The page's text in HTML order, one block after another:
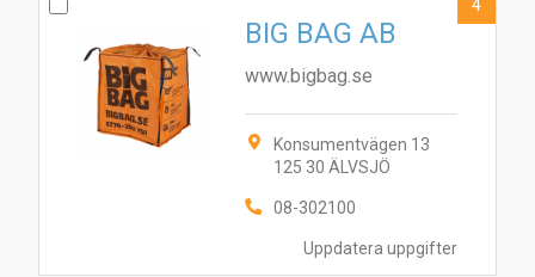
Uppdatera uppgifter
BIG BAG AB
www.bigbag.se
Konsumentvägen 13
125 30 ÄLVSJÖ
08-302100
4